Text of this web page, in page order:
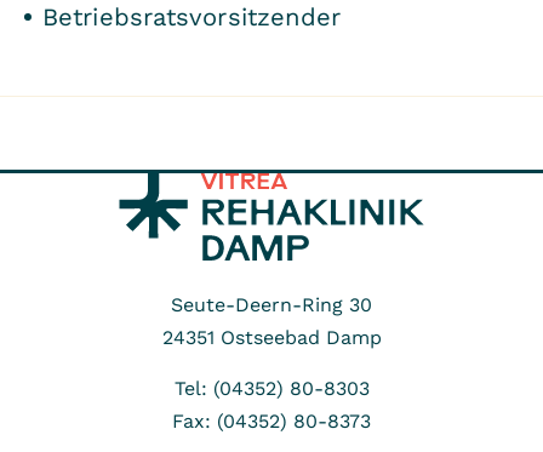
Betriebsratsvorsitzender
Seute-Deern-Ring 30
24351 Ostseebad Damp
Tel: (04352) 80-8303
Fax: (04352) 80-8373